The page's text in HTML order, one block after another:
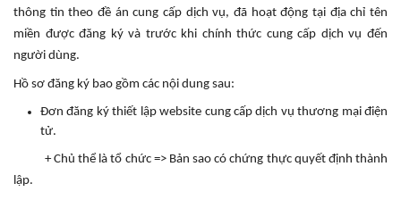
thông tin theo đề án cung cấp dịch vụ, đã hoạt động tại địa chỉ tên
miền được đăng ký và trước khi chính thức cung cấp dịch vụ đến
người dùng.
Hồ sơ đăng ký bao gồm các nội dung sau:
Đơn đăng ký thiết lập website cung cấp dịch vụ thương mại điện
tử.
+ Chủ thể là tổ chức => Bản sao có chứng thực quyết định thành
lập.